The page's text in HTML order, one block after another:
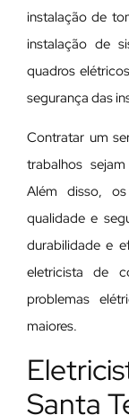
instalação de
instalação de
quadros
segurança das
Contratar um
trabalhos
Além disso,
qualidade e
durabilidade e
eletricista de
problemas
maiores.
Santa